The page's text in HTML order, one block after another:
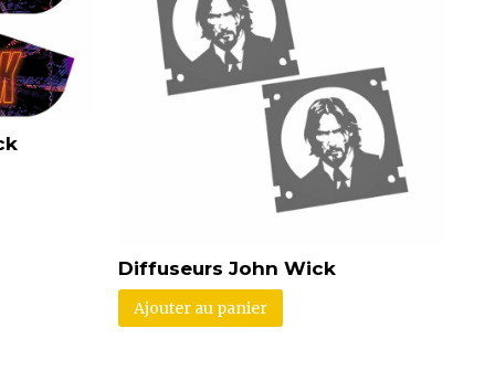
Diffuseurs John Wick
Ajouter au panier